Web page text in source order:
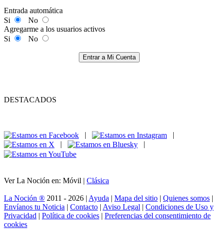
Entrada automática
Si
No
Agregarme a los usuarios activos
Si
No
Entrar a Mi Cuenta
DESTACADOS
|
|
|
|
Ver La Noción en: Móvil | Clásica
La Noción ® 2011 - 2026 | Ayuda | Mapa del sitio | Quienes somos |
Envíanos tu Noticia | Contacto | Aviso Legal | Condiciones de Uso y
Privacidad | Política de cookies | Preferencias del consentimiento de
cookies